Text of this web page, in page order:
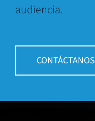
audiencia.
CONTÁCTANOS